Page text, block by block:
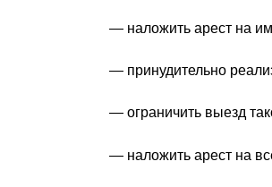
— наложить арест на
— принудительно
— ограничить выезд
— наложить арест на